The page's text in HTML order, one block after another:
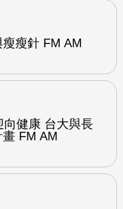
瘦針 FM AM
向健康 台大與長
FM AM